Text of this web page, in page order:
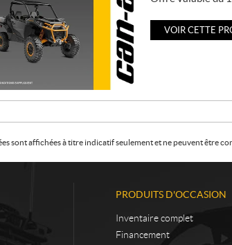
VOIR CETTE
sont affichées à titre indicatif seulement et ne peuvent être
PRODUITS D'OCCASION
Inventaire complet
Financement